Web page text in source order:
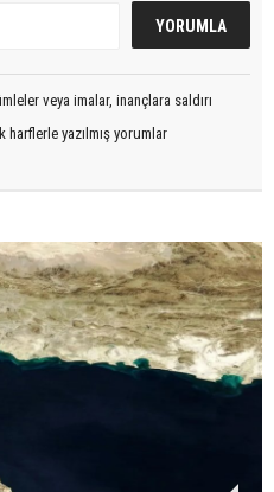
veya imalar, inançlara saldırı
yazılmış yorumlar